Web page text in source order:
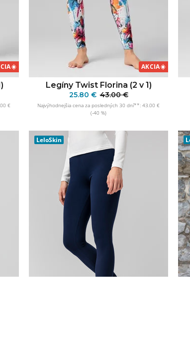
☀️
€
AKCIA☀️
Legíny Twist Florina (2 v 1)
25.80 € 43.00 €
Najvýhodnejšia cena za posledných 30 dní**: 43.00 €
(-40 %)
PRIDAŤ DO KOŠÍKA
LeloSkin